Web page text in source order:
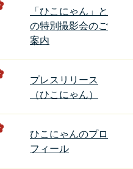
「ひこにゃん」と
の特別撮影会のご
案内
プレスリリース
（ひこにゃん）
ひこにゃんのプロ
フィール